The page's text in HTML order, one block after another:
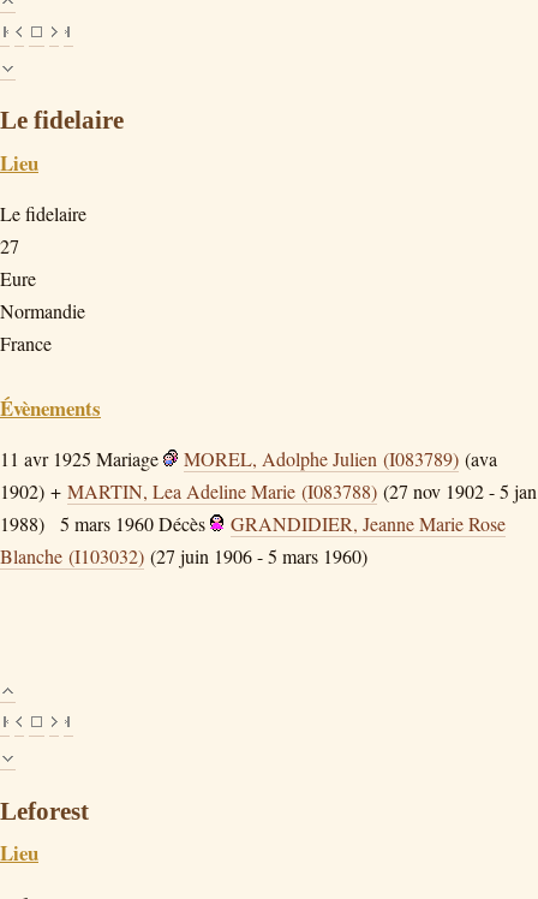
Le fidelaire
Lieu
Le fidelaire
27
Eure
Normandie
France
Évènements
11 avr 1925 Mariage MOREL, Adolphe Julien (I083789) (ava
1902) + MARTIN, Lea Adeline Marie (I083788) (27 nov 1902 - 5 jan
1988)
5 mars 1960Décès
GRANDIDIER, Jeanne Marie Rose
Blanche (I103032) (27 juin 1906 - 5 mars 1960)
Leforest
Lieu